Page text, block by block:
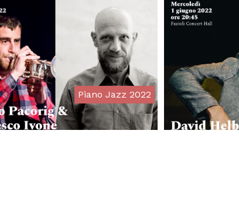
Piano Jazz 2022
From € 15